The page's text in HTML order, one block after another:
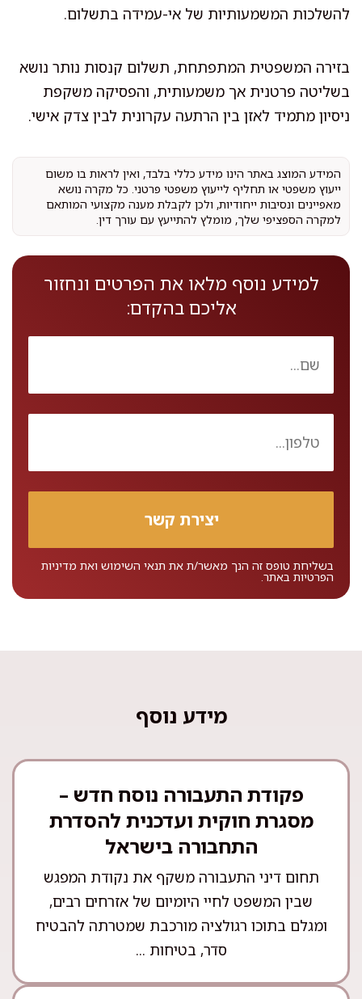
להשלכות המשמעותיות של אי-עמידה בתשלום.
בזירה המשפטית המתפתחת, תשלום קנסות נותר נושא
בשליטה פרטנית אך משמעותית, והפסיקה משקפת
ניסיון מתמיד לאזן בין הרתעה עקרונית לבין צדק אישי.
המידע המוצג באתר הינו מידע כללי בלבד, ואין לראות בו משום
ייעוץ משפטי או תחליף לייעוץ משפטי פרטני. כל מקרה נושא
מאפיינים ונסיבות ייחודיות, ולכן לקבלת מענה מקצועי המותאם
למקרה הספציפי שלך, מומלץ להתייעץ עם עורך דין.
למידע נוסף מלאו את הפרטים ונחזור
אליכם בהקדם:
בשליחת טופס זה הנך מאשר/ת את תנאי השימוש ואת מדיניות
הפרטיות באתר.
מידע נוסף
פקודת התעבורה נוסח חדש –
מסגרת חוקית ועדכנית להסדרת
התחבורה בישראל
תחום דיני התעבורה משקף את נקודת המפגש
שבין המשפט לחיי היומיום של אזרחים רבים,
ומגלם בתוכו רגולציה מורכבת שמטרתה להבטיח
סדר, בטיחות ...